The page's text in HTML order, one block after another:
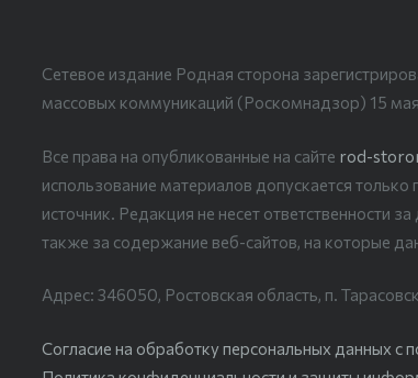
Сетевое издание Родная сторона
массовых коммуникаций (Роскомнадзор) 15
Все права на опубликованные на сайте rod-
использование материалов допускается
источник. Редакция не несет ответственности
также за содержание веб-сайтов, на которые
Адрес: 346050, Ростовская область, п.
Согласие на обработку персональных данных